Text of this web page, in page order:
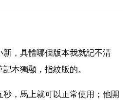
，具體哪個版本我就記不清
本獨顯，指紋版的。
，馬上就可以正常使用；他開